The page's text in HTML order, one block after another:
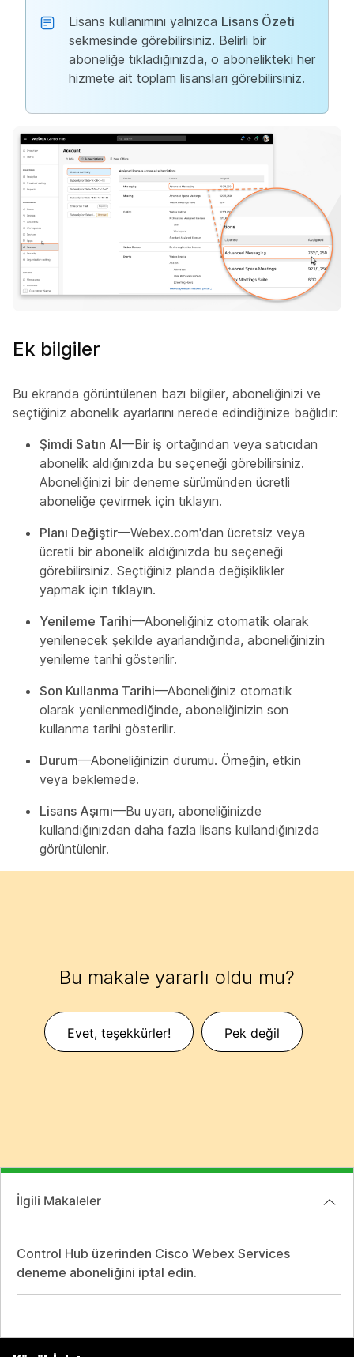
Lisans kullanımını yalnızca Lisans Özeti
sekmesinde görebilirsiniz. Belirli bir
aboneliğe tıkladığınızda, o abonelikteki her
hizmete ait toplam lisansları görebilirsiniz.
Ek bilgiler
Bu ekranda görüntülenen bazı bilgiler, aboneliğinizi ve
seçtiğiniz abonelik ayarlarını nerede edindiğinize bağlıdır:
Şimdi Satın Al—Bir iş ortağından veya satıcıdan
abonelik aldığınızda bu seçeneği görebilirsiniz.
Aboneliğinizi bir deneme sürümünden ücretli
aboneliğe çevirmek için tıklayın.
Planı Değiştir—Webex.com'dan ücretsiz veya
ücretli bir abonelik aldığınızda bu seçeneği
görebilirsiniz. Seçtiğiniz planda değişiklikler
yapmak için tıklayın.
Yenileme Tarihi—Aboneliğiniz otomatik olarak
yenilenecek şekilde ayarlandığında, aboneliğinizin
yenileme tarihi gösterilir.
Son Kullanma Tarihi—Aboneliğiniz otomatik
olarak yenilenmediğinde, aboneliğinizin son
kullanma tarihi gösterilir.
Durum—Aboneliğinizin durumu. Örneğin, etkin
veya beklemede.
Lisans Aşımı—Bu uyarı, aboneliğinizde
kullandığınızdan daha fazla lisans kullandığınızda
görüntülenir.
Bu makale yararlı oldu mu?
Evet, teşekkürler! Pek değil
İlgili Makaleler
Control Hub üzerinden Cisco Webex Services
deneme aboneliğini iptal edin.